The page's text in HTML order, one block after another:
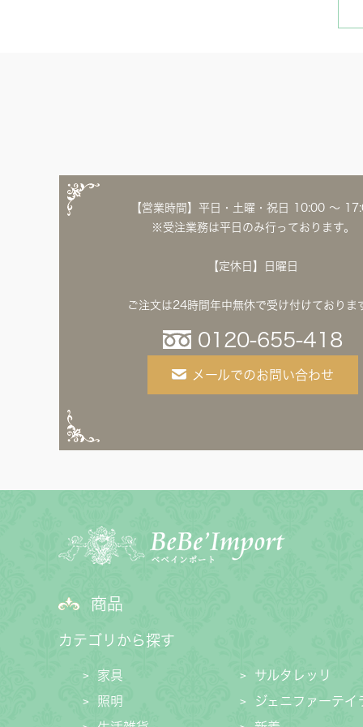
【営業時間】平日・土曜・祝日 10:00 ～
※受注業務は平日のみ行っております。
【定休日】日曜日
ご注文は24時間年中無休で受け付けておりま
0120-655-418
メールでのお問い合わせ
商品
カテゴリから探す
家具
照明
サルタレッリ
ジェニファーテイ